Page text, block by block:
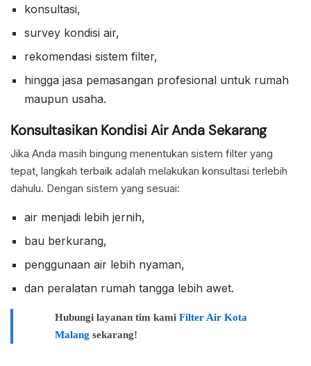
konsultasi,
survey kondisi air,
rekomendasi sistem filter,
hingga jasa pemasangan profesional untuk rumah
maupun usaha.
Konsultasikan Kondisi Air Anda Sekarang
Jika Anda masih bingung menentukan sistem filter yang
tepat, langkah terbaik adalah melakukan konsultasi terlebih
dahulu. Dengan sistem yang sesuai:
air menjadi lebih jernih,
bau berkurang,
penggunaan air lebih nyaman,
dan peralatan rumah tangga lebih awet.
Hubungi layanan tim kami Filter Air Kota
Malang sekarang!